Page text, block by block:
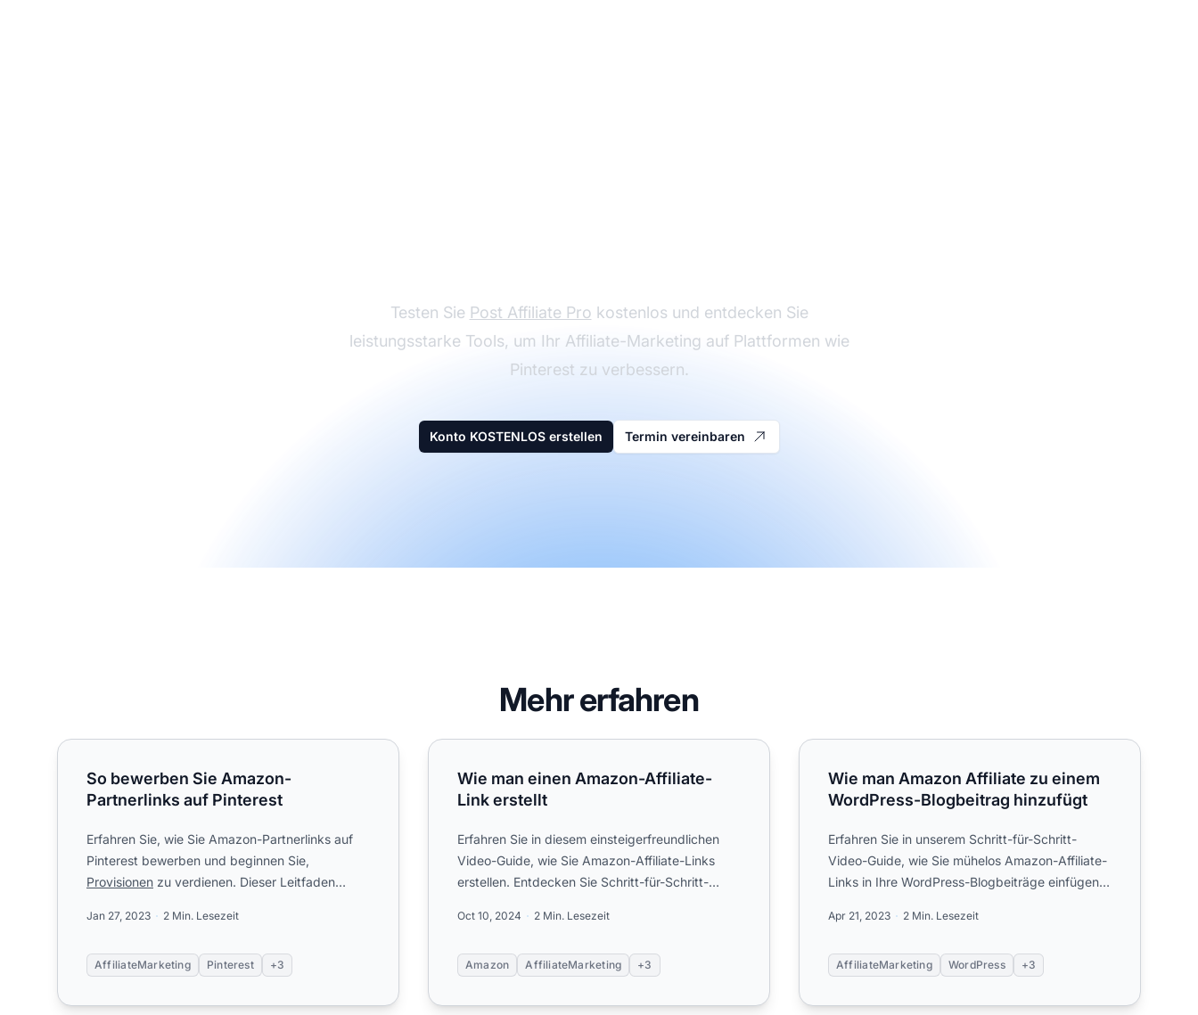
Testen Sie Post Affiliate Pro kostenlos und entdecken Sie
leistungsstarke Tools, um Ihr Affiliate-Marketing auf Plattformen wie
Pinterest zu verbessern.
Konto KOSTENLOS erstellen Termin vereinbaren
Mehr erfahren
So bewerben Sie Amazon-Partnerlinks auf Pinterest
So bewerben Sie Amazon-
Partnerlinks auf Pinterest
Erfahren Sie, wie Sie Amazon-Partnerlinks auf
Pinterest bewerben und beginnen Sie,
Provisionen zu verdienen. Dieser Leitfaden
Jan 27, 2023 2 Min. Lesezeit
AffiliateMarketing Pinterest +3
Wie man einen Amazon-Affiliate-Link erstellt
Wie man einen Amazon-Affiliate-
Link erstellt
Erfahren Sie in diesem einsteigerfreundlichen
Video-Guide, wie Sie Amazon-Affiliate-Links
erstellen. Entdecken Sie Schritt-für-Schritt-
Oct 10, 2024 2 Min. Lesezeit
Amazon AffiliateMarketing +3
Wie man Amazon Affiliate zu einem WordPress-
Wie man Amazon Affiliate zu einem
WordPress-Blogbeitrag hinzufügt
Erfahren Sie in unserem Schritt-für-Schritt-
Video-Guide, wie Sie mühelos Amazon-Affiliate-
Links in Ihre WordPress-Blogbeiträge einfügen.
Apr 21, 2023 2 Min. Lesezeit
AffiliateMarketing WordPress +3